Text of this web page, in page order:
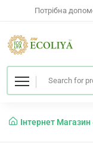
Потрібна
Інтернет